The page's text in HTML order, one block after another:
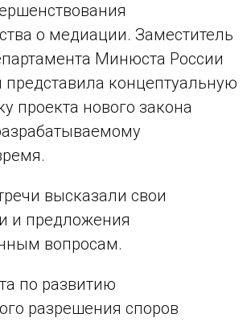
о медиации. Заместитель
Минюста России
концептуальную
проекта нового закона
высказали свои
и предложения
вопросам.
по развитию
разрешения споров